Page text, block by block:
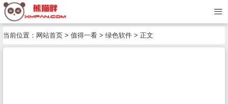
当前位置： 网站首页 > 值得一看 > 绿色软件 > 正文